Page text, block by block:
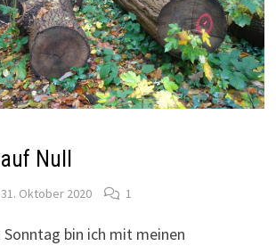
Null
31. Oktober 2020 1
bin ich mit meinen